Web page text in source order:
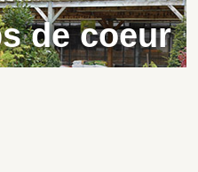
de coeur